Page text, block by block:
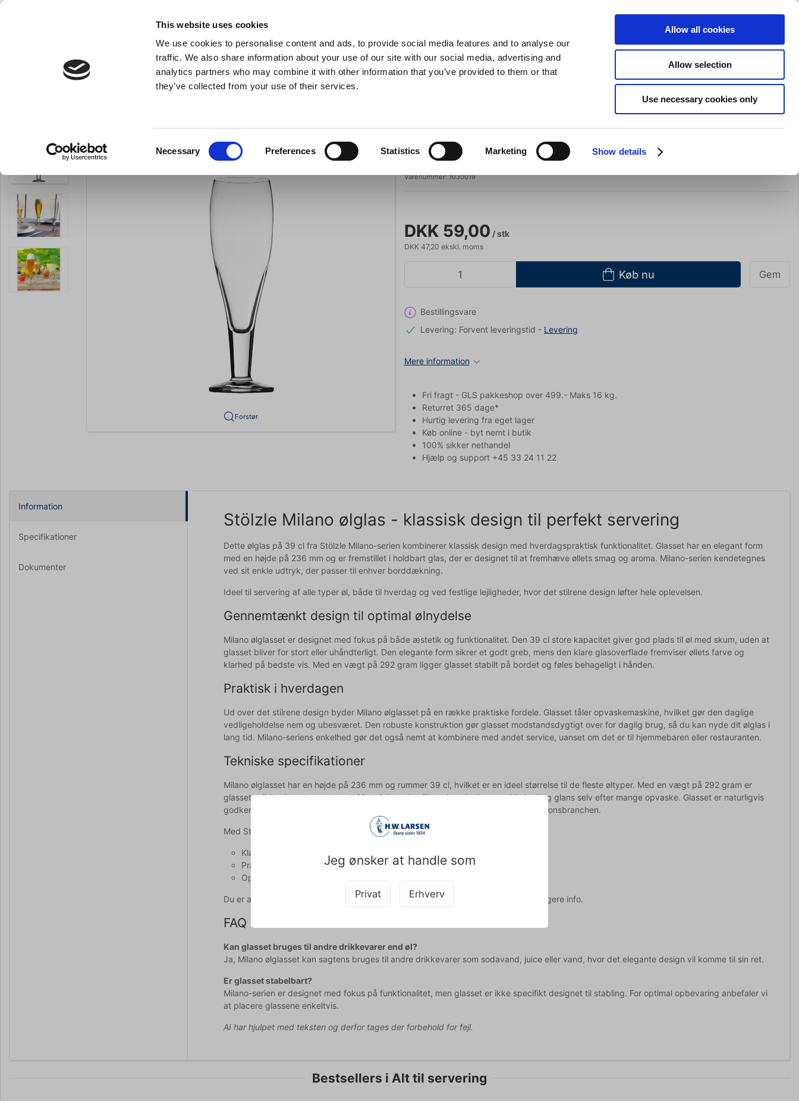
This website uses cookies
We use cookies to personalise content and ads, to provide social media features and to analyse our
traffic. We also share information about your use of our site with our social media, advertising and
analytics partners who may combine it with other information that you’ve provided to them or that
they’ve collected from your use of their services.
Necessary Preferences Statistics Marketing Show details
Allow all cookies
Allow selection
Use necessary cookies only
- Køkkenudstyr til professionelle og entusiaster Søg Indkøbskurv (0)
Køkkenredskaber Gryder & Pander Grill Barudstyr Tilbud Brands Slibning
Jeg ønsker at handle som
Privat Erhverv
Forstør
Stölzle
Glas Milano Øl 39 cl
Varenummer:1030019
DKK 59,00 / stk
DKK 47,20 ekskl. moms
Køb nu Gem
Bestillingsvare
Levering: Forvent leveringstid - Levering
Mere information
Fri fragt - GLS pakkeshop over 499.- Maks 16 kg.
Returret 365 dage*
Hurtig levering fra eget lager
Køb online - byt nemt i butik
100% sikker nethandel
Hjælp og support +45 33 24 11 22
Information
Specifikationer
Dokumenter
Stölzle Milano ølglas - klassisk design til perfekt servering
Dette ølglas på 39 cl fra Stölzle Milano-serien kombinerer klassisk design med hverdagspraktisk funktionalitet. Glasset har en elegant form
med en højde på 236 mm og er fremstillet i holdbart glas, der er designet til at fremhæve øllets smag og aroma. Milano-serien kendetegnes
ved sit enkle udtryk, der passer til enhver borddækning.
Ideel til servering af alle typer øl, både til hverdag og ved festlige lejligheder, hvor det stilrene design løfter hele oplevelsen.
Gennemtænkt design til optimal ølnydelse
Milano ølglasset er designet med fokus på både æstetik og funktionalitet. Den 39 cl store kapacitet giver god plads til øl med skum, uden at
glasset bliver for stort eller uhåndterligt. Den elegante form sikrer et godt greb, mens den klare glasoverflade fremviser øllets farve og
klarhed på bedste vis. Med en vægt på 292 gram ligger glasset stabilt på bordet og føles behageligt i hånden.
Praktisk i hverdagen
Ud over det stilrene design byder Milano ølglasset på en række praktiske fordele. Glasset tåler opvaskemaskine, hvilket gør den daglige
vedligeholdelse nem og ubesværet. Den robuste konstruktion gør glasset modstandsdygtigt over for daglig brug, så du kan nyde dit ølglas i
lang tid. Milano-seriens enkelhed gør det også nemt at kombinere med andet service, uanset om det er til hjemmebaren eller restauranten.
Tekniske specifikationer
Milano ølglasset har en højde på 236 mm og rummer 39 cl, hvilket er en ideel størrelse til de fleste øltyper. Med en vægt på 292 gram er
glasset solidt uden at være tungt. Materialet er kvalitetsglas, der bevarer klarhed og glans selv efter mange opvaske. Glasset er naturligvis
godkendt til fødevarekontakt og lever op til alle gældende standarder for restaurationsbranchen.
Med Stölzle Milano ølglasset får du:
Klassisk design der passer til enhver anledning
Praktisk størrelse på 39 cl til optimal ølservering
Opvaskemaskinesikker for nem vedligeholdelse
Du er altid velkommen til at kontakte vores kundeservice på for yderligere info.
FAQ
Kan glasset bruges til andre drikkevarer end øl?
Ja, Milano ølglasset kan sagtens bruges til andre drikkevarer som sodavand, juice eller vand, hvor det elegante design vil komme til sin ret.
Er glasset stabelbart?
Milano-serien er designet med fokus på funktionalitet, men glasset er ikke specifikt designet til stabling. For optimal opbevaring anbefaler vi
at placere glassene enkeltvis.
AI har hjulpet med teksten og derfor tages der forbehold for fejl.
Bestsellers i Alt til servering